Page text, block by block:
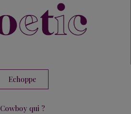
Echoppe
Cowboy qui ?